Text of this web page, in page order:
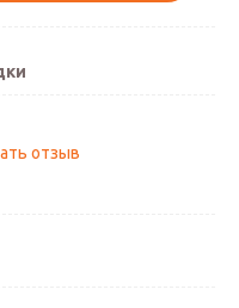
отзыв